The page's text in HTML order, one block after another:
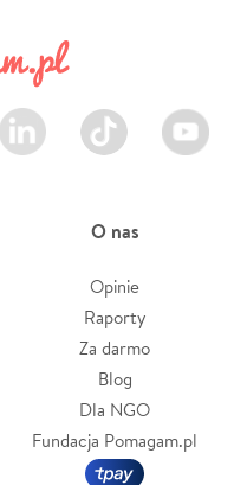
LinkedIn TikTok Youtube
O nas
Opinie
Raporty
Za darmo
Blog
Dla NGO
Fundacja Pomagam.pl